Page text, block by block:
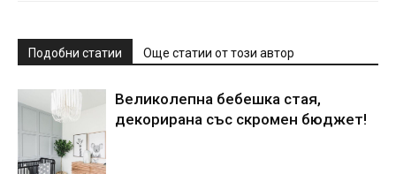
Подобни статии Още статии от този автор
Великолепна бебешка стая,
декорирана със скромен бюджет!